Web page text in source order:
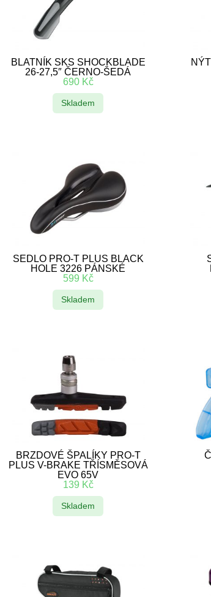
BLATNÍK SKS SHOCKBLADE
26-27,5″ ČERNO-ŠEDÁ
690 Kč
Skladem
SEDLO PRO-T PLUS BLACK
HOLE 3226 PÁNSKÉ
599 Kč
Skladem
BRZDOVÉ ŠPALÍKY PRO-T
PLUS V-BRAKE TŘÍSMĚSOVÁ
EVO 65V
139 Kč
Skladem